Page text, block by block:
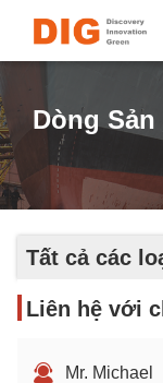
Dòng Sản
Tất cả các
Liên hệ với
Mr. Michael